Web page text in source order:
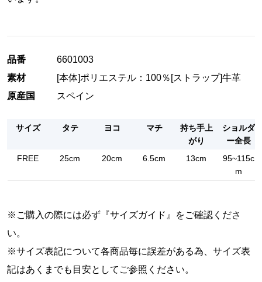
品番
6601003
素材
[本体]ポリエステル：100％[ストラップ]牛革
原産国
スペイン
サイズ タテ ヨコ マチ
持ち手上
がり
ショルダ
ー全長
FREE
25cm 20cm 6.5cm 13cm
95~115c
m
※ご購入の際には必ず『サイズガイド 』をご確認くださ
い。
※サイズ表記について各商品毎に誤差がある為、サイズ表
記はあくまでも目安としてご参照ください。